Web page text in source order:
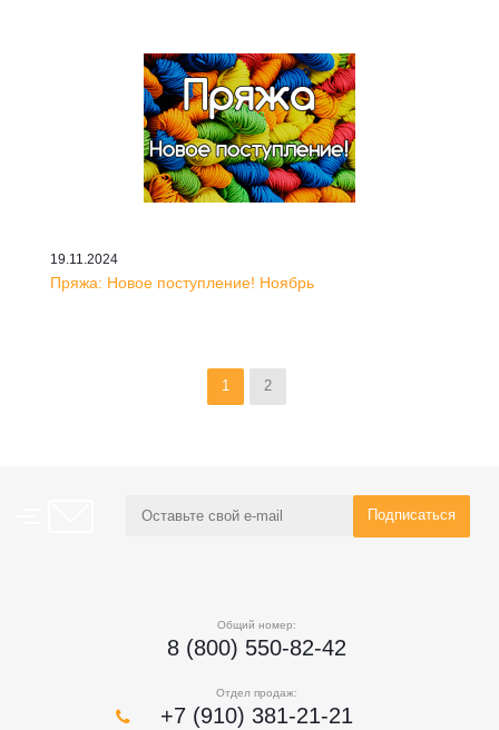
19.11.2024
Пряжа: Новое поступление! Ноябрь
1 2
Общий номер:
8 (800) 550-82-42
Отдел продаж:
+7 (910) 381-21-21